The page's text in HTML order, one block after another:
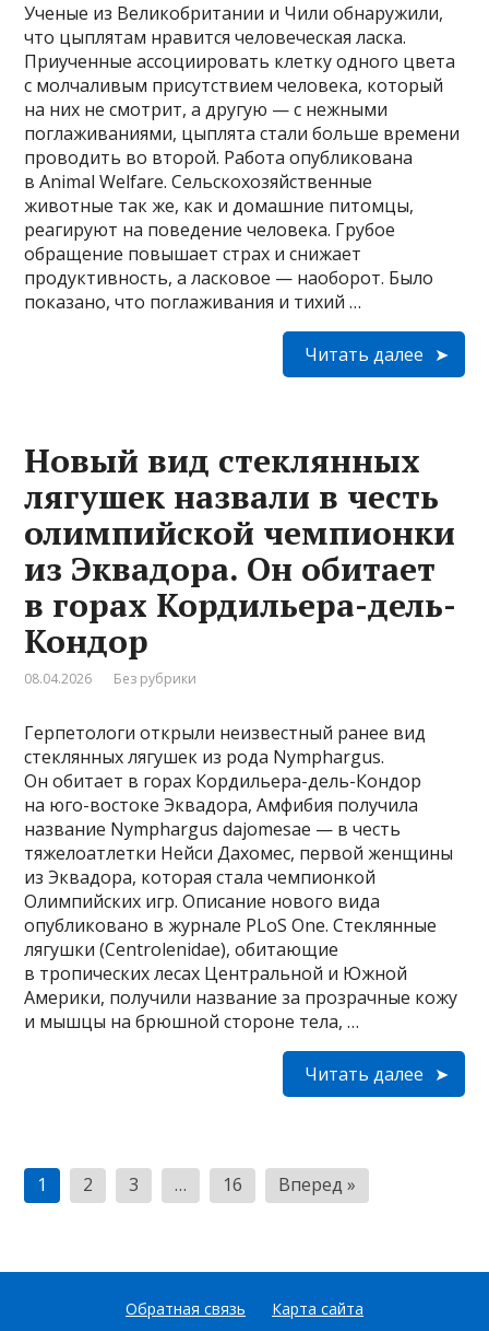
Ученые из Великобритании и Чили обнаружили,
что цыплятам нравится человеческая ласка.
Приученные ассоциировать клетку одного цвета
с молчаливым присутствием человека, который
на них не смотрит, а другую — с нежными
поглаживаниями, цыплята стали больше времени
проводить во второй. Работа опубликована
в Animal Welfare. Сельскохозяйственные
животные так же, как и домашние питомцы,
реагируют на поведение человека. Грубое
обращение повышает страх и снижает
продуктивность, а ласковое — наоборот. Было
показано, что поглаживания и тихий …
Читать далее
Новый вид стеклянных
лягушек назвали в честь
олимпийской чемпионки
из Эквадора. Он обитает
в горах Кордильера-дель-
Кондор
08.04.2026 Без рубрики
Герпетологи открыли неизвестный ранее вид
стеклянных лягушек из рода Nymphargus.
Он обитает в горах Кордильера-дель-Кондор
на юго-востоке Эквадора, Амфибия получила
название Nymphargus dajomesae — в честь
тяжелоатлетки Нейси Дахомес, первой женщины
из Эквадора, которая стала чемпионкой
Олимпийских игр. Описание нового вида
опубликовано в журнале PLoS One. Стеклянные
лягушки (Centrolenidae), обитающие
в тропических лесах Центральной и Южной
Америки, получили название за прозрачные кожу
и мышцы на брюшной стороне тела, …
Читать далее
Пагинация
записей
1 2 3 … 16 Вперед »
Обратная связь Карта сайта